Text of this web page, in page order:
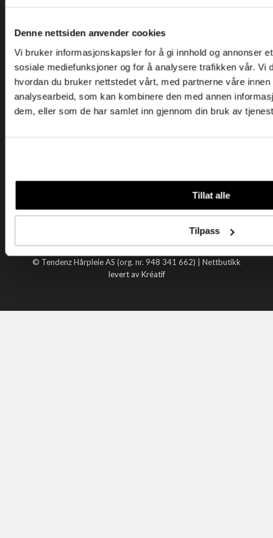
Denne nettsiden anvender cookies
Vi bruker informasjonskapsler for å gi innhold og annonser
sosiale mediefunksjoner og for å analysere trafikken vår. Vi
hvordan du bruker nettstedet vårt, med partnerne våre
analysearbeid, som kan kombinere den med annen
dem, eller som de har samlet inn gjennom din bruk av
Tillat alle
Tilpass
Personvern
Holtegata 26, 0355 Oslo
Telefon: +47 22 92 50 00
E-post: kundeservice@tendenz.net
Nyttige lenker
Datablad
Om oss
Handle hos oss
© Tendenz Hårpleie AS (org. nr. 948 341 662) | Nettbutikk
levert av Kréatif